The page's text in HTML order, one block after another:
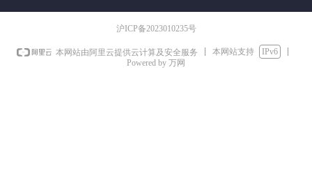
沪ICP备2023010235号
本网站由阿里云提供云计算及安全服务 本网站支持
IPv6
Powered by 万网